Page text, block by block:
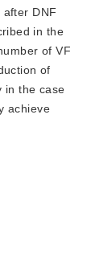
DNF
in the
of VF
of
in the case
achieve